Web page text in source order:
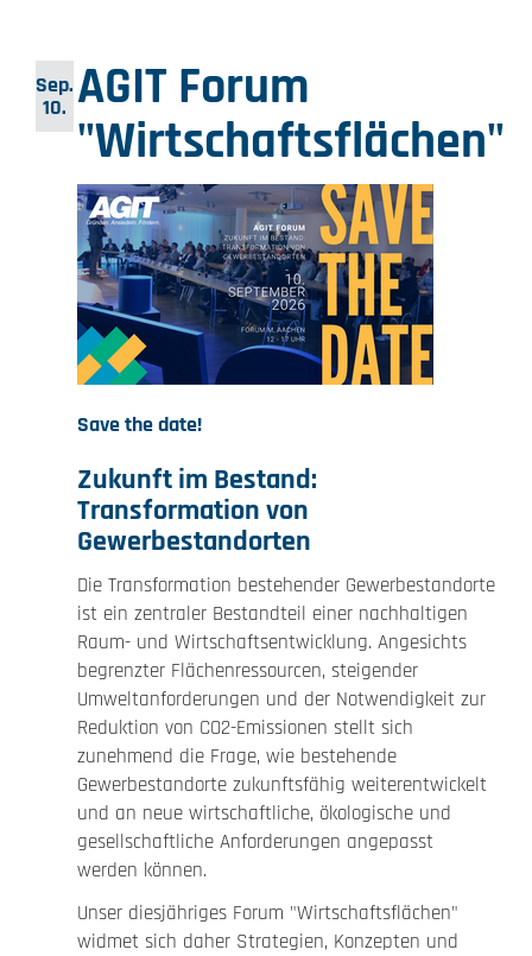
Sep.
10. AGIT Forum
"Wirtschaftsflächen"
Save the date!
Zukunft im Bestand:
Transformation von
Gewerbestandorten
Die Transformation bestehender Gewerbestandorte
ist ein zentraler Bestandteil einer nachhaltigen
Raum- und Wirtschaftsentwicklung. Angesichts
begrenzter Flächenressourcen, steigender
Umweltanforderungen und der Notwendigkeit zur
Reduktion von CO2-Emissionen stellt sich
zunehmend die Frage, wie bestehende
Gewerbestandorte zukunftsfähig weiterentwickelt
und an neue wirtschaftliche, ökologische und
gesellschaftliche Anforderungen angepasst
werden können.
Unser diesjähriges Forum "Wirtschaftsflächen"
widmet sich daher Strategien, Konzepten und